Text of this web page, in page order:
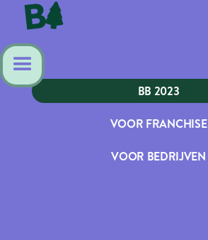
BB 2023
VOOR FRANCHISE
VOOR BEDRIJVEN